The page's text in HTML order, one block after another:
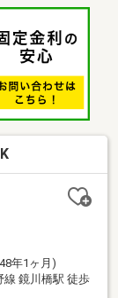
市立鴨田小学
路店150ｍ■
年1ヶ月)
線 鏡川橋駅 徒歩